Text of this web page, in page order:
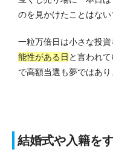
のを見かけたことはない
一粒万倍日は小さな投資
能性がある日 と言われ
で高額当選も夢ではあり
結婚式や入籍を